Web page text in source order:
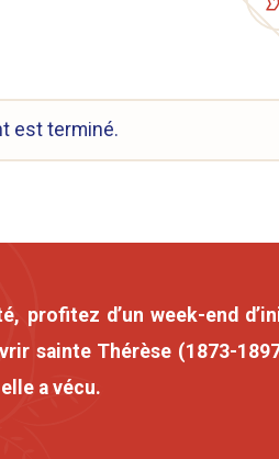
est terminé.
profitez d’un week-end
sainte Thérèse (1873-
a vécu.